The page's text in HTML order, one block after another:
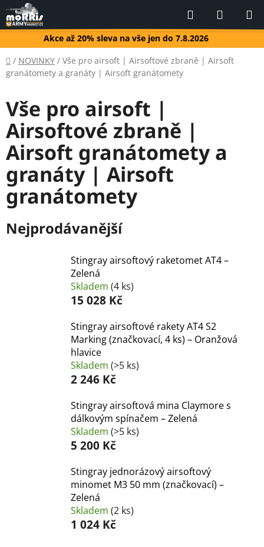
Přejít
na
obsah
Akce až 20% sleva na vše jen do 7.8.2026
Hledat
KOŠÍK
Domů
/ NOVINKY / Vše pro airsoft | Airsoftové zbraně | Airsoft
granátomety a granáty | Airsoft granátomety
Vše pro airsoft |
Airsoftové zbraně |
Airsoft granátomety a
granáty | Airsoft
granátomety
Nejprodávanější
Stingray airsoftový raketomet AT4 –
Zelená
Skladem (4 ks)
15 028 Kč
Stingray airsoftové rakety AT4 S2
Marking (značkovací, 4 ks) – Oranžová
hlavice
Skladem (>5 ks)
2 246 Kč
Stingray airsoftová mina Claymore s
dálkovým spínačem – Zelená
Skladem (>5 ks)
5 200 Kč
Stingray jednorázový airsoftový
minomet M3 50 mm (značkovací) –
Zelená
Skladem (2 ks)
1 024 Kč